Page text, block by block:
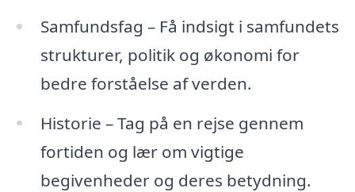
Samfundsfag – Få indsigt i samfundets
strukturer, politik og økonomi for
bedre forståelse af verden.
Historie – Tag på en rejse gennem
fortiden og lær om vigtige
begivenheder og deres betydning.